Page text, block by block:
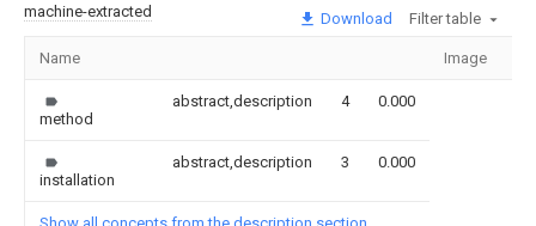
machine-extracted Download Filter table
Name Image
method
abstract,description 4 0.000
installation
abstract,description 3 0.000